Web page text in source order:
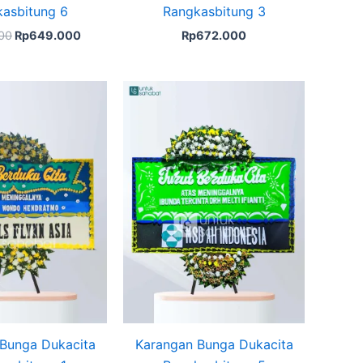
6
Rp649.000
Rangkasbitung 3
Rp672.000
Dukacita
Karangan Bunga Dukacita